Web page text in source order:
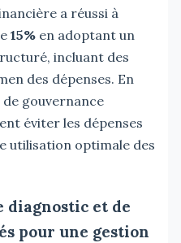
a réussi à
15% en adoptant un
incluant des
des dépenses. En
gouvernance
éviter les dépenses
utilisation optimale des
diagnostic et de
pour une gestion